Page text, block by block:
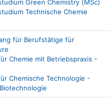
Green Chemistry (MSc)
Technische Chemie
für Berufstätige für
Chemie mit Betriebspraxis -
Chemische Technologie -